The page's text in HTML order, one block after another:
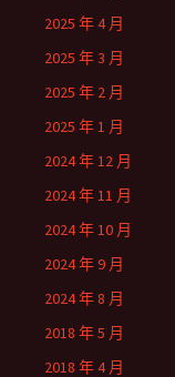
2025 年 4 月
2025 年 3 月
2025 年 2 月
2025 年 1 月
2024 年 12 月
2024 年 11 月
2024 年 10 月
2024 年 9 月
2024 年 8 月
2018 年 5 月
2018 年 4 月